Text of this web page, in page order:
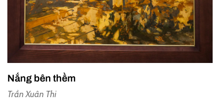
Nắng bên thềm
Trần Xuân Thi